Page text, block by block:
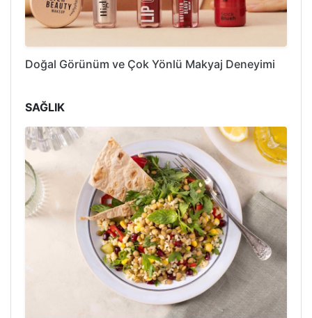
Doğal Görünüm ve Çok Yönlü Makyaj Deneyimi
SAĞLIK